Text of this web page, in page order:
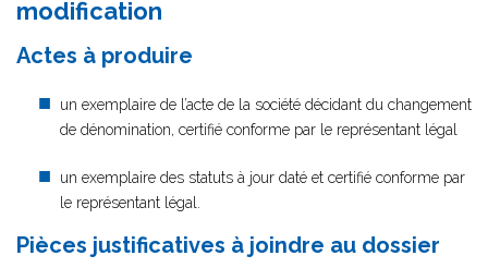
modification
Actes à produire
un exemplaire de l’acte de la société décidant du changement
de dénomination, certifié conforme par le représentant légal
un exemplaire des statuts à jour daté et certifié conforme par
le représentant légal.
Pièces justificatives à joindre au dossier